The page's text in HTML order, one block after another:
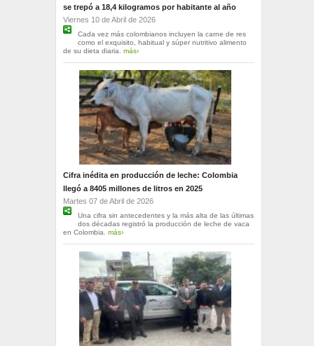
se trepó a 18,4 kilogramos por habitante al año
Viernes 10 de Abril de 2026
Cada vez más colombianos incluyen la carne de res
como el exquisito, habitual y súper nutritivo alimento
de su dieta diaria. más›
Cifra inédita en producción de leche: Colombia
llegó a 8405 millones de litros en 2025
Martes 07 de Abril de 2026
Una cifra sin antecedentes y la más alta de las últimas
dos décadas registró la producción de leche de vaca
en Colombia. más›